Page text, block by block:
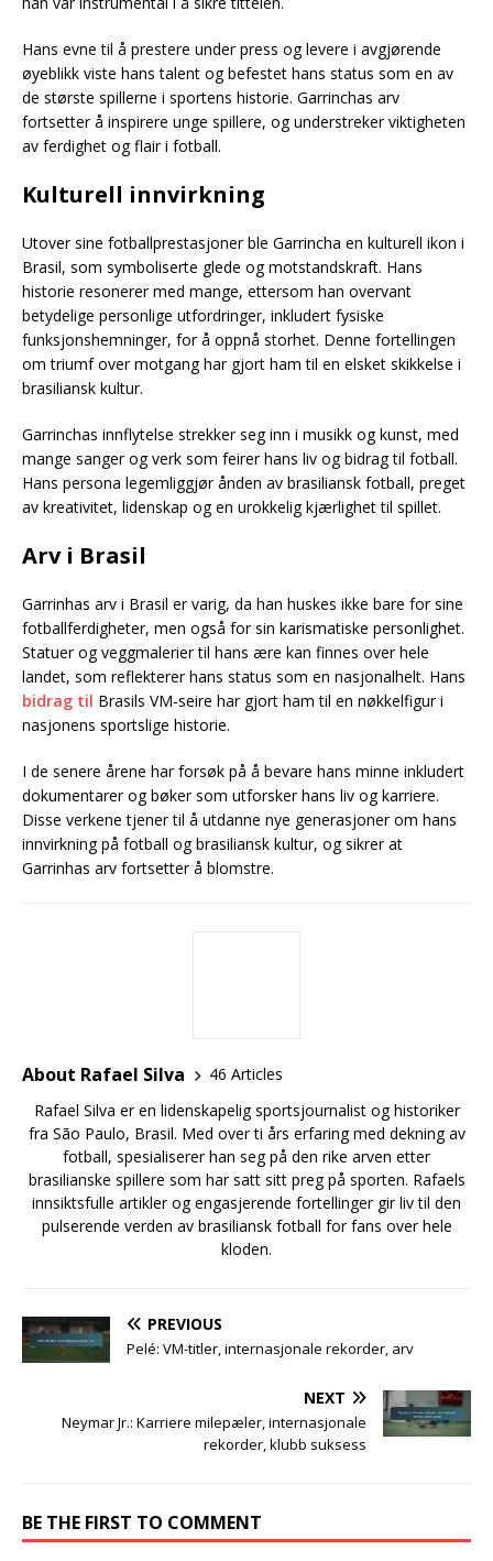
Hans evne til å prestere under press og levere i avgjørende
øyeblikk viste hans talent og befestet hans status som en av
de største spillerne i sportens historie. Garrinchas arv
fortsetter å inspirere unge spillere, og understreker viktigheten
av ferdighet og flair i fotball.
Kulturell innvirkning
Utover sine fotballprestasjoner ble Garrincha en kulturell ikon i
Brasil, som symboliserte glede og motstandskraft. Hans
historie resonerer med mange, ettersom han overvant
betydelige personlige utfordringer, inkludert fysiske
funksjonshemninger, for å oppnå storhet. Denne fortellingen
om triumf over motgang har gjort ham til en elsket skikkelse i
brasiliansk kultur.
Garrinchas innflytelse strekker seg inn i musikk og kunst, med
mange sanger og verk som feirer hans liv og bidrag til fotball.
Hans persona legemliggjør ånden av brasiliansk fotball, preget
av kreativitet, lidenskap og en urokkelig kjærlighet til spillet.
Arv i Brasil
Garrinhas arv i Brasil er varig, da han huskes ikke bare for sine
fotballferdigheter, men også for sin karismatiske personlighet.
Statuer og veggmalerier til hans ære kan finnes over hele
landet, som reflekterer hans status som en nasjonalhelt. Hans
bidrag til Brasils VM-seire har gjort ham til en nøkkelfigur i
nasjonens sportslige historie.
I de senere årene har forsøk på å bevare hans minne inkludert
dokumentarer og bøker som utforsker hans liv og karriere.
Disse verkene tjener til å utdanne nye generasjoner om hans
innvirkning på fotball og brasiliansk kultur, og sikrer at
Garrinhas arv fortsetter å blomstre.
About Rafael Silva
46 Articles
Rafael Silva er en lidenskapelig sportsjournalist og historiker
fra São Paulo, Brasil. Med over ti års erfaring med dekning av
fotball, spesialiserer han seg på den rike arven etter
brasilianske spillere som har satt sitt preg på sporten. Rafaels
innsiktsfulle artikler og engasjerende fortellinger gir liv til den
pulserende verden av brasiliansk fotball for fans over hele
kloden.
PREVIOUS
Pelé: VM-titler, internasjonale rekorder, arv
NEXT
Neymar Jr.: Karriere milepæler, internasjonale
rekorder, klubb suksess
BE THE FIRST TO COMMENT